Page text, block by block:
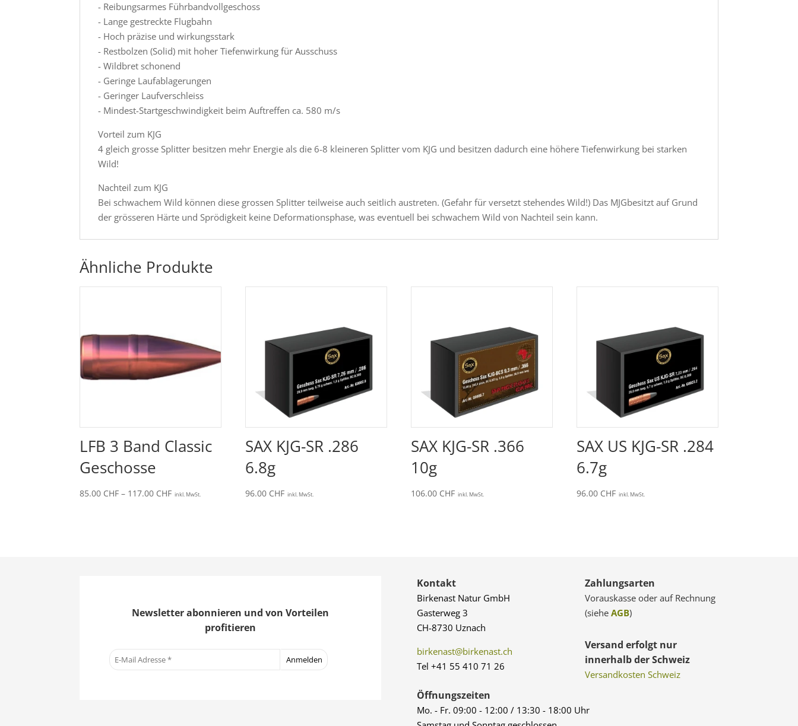
- Reibungsarmes Führbandvollgeschoss
- Lange gestreckte Flugbahn
- Hoch präzise und wirkungsstark
- Restbolzen (Solid) mit hoher Tiefenwirkung für Ausschuss
- Wildbret schonend
- Geringe Laufablagerungen
- Geringer Laufverschleiss
- Mindest-Startgeschwindigkeit beim Auftreffen ca. 580 m/s
Vorteil zum KJG
4 gleich grosse Splitter besitzen mehr Energie als die 6-8 kleineren Splitter vom KJG und besitzen dadurch eine höhere Tiefenwirkung bei starken
Wild!
Nachteil zum KJG
Bei schwachem Wild können diese grossen Splitter teilweise auch seitlich austreten. (Gefahr für versetzt stehendes Wild!) Das MJGbesitzt auf Grund
der grösseren Härte und Sprödigkeit keine Deformationsphase, was eventuell bei schwachem Wild von Nachteil sein kann.
Ähnliche Produkte
LFB 3 Band Classic
Geschosse
85.00 CHF – 117.00 CHFPreisspanne:
inkl. MwSt.
SAX KJG-SR .286
6.8g
96.00 CHF inkl. MwSt.
SAX KJG-SR .366
10g
106.00 CHF inkl. MwSt.
SAX US KJG-SR .284
6.7g
96.00 CHF inkl. MwSt.
Newsletter abonnieren und von Vorteilen
profitieren
Kontakt
Birkenast Natur GmbH
Gasterweg 3
CH-8730 Uznach
birkenast@birkenast.ch
Tel +41 55 410 71 26
Zahlungsarten
Vorauskasse oder auf Rechnung
(sieheAGB)
Versand erfolgt nur
innerhalb der Schweiz
Versandkosten Schweiz
Öffnungszeiten
Mo. - Fr. 09:00 - 12:00 / 13:30 - 18:00 Uhr